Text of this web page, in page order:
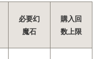
必要幻
魔石
購入回
数上限